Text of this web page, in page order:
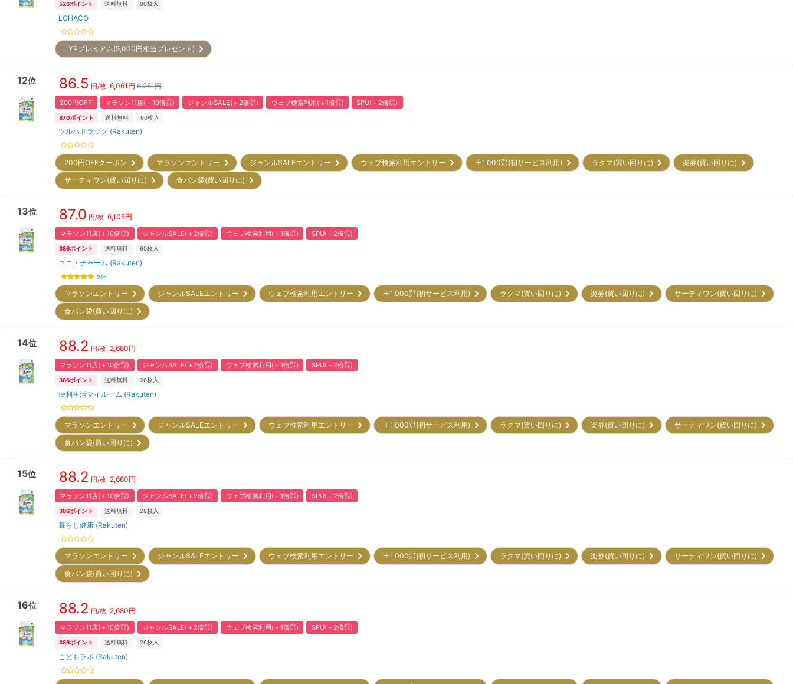
526ポイント 送料無料 90枚入
LOHACO
LYPプレミアム(5,000円相当プレゼント)
12位 86.5 円/枚 6,061 円 6,261円
200円OFF マラソン11店(＋10倍㌽) ジャンルSALE(＋2倍㌽) ウェブ検索利用(＋1倍㌽) SPU(＋2倍㌽)
870ポイント 送料無料 60枚入
ツルハドラッグ (Rakuten)
200円OFFクーポン マラソンエントリー ジャンルSALEエントリー ウェブ検索利用エントリー ＋1,000㌽(初サービス利用) ラクマ(買い回りに)
楽券(買い回りに)
サーティワン(買い回りに)
食パン袋(買い回りに)
13位 87.0 円/枚 6,105円
マラソン11店(＋10倍㌽) ジャンルSALE(＋2倍㌽) ウェブ検索利用(＋1倍㌽) SPU(＋2倍㌽)
886ポイント 送料無料 60枚入
ユニ・チャーム (Rakuten)
2件
マラソンエントリー ジャンルSALEエントリー ウェブ検索利用エントリー ＋1,000㌽(初サービス利用) ラクマ(買い回りに) 楽券(買い回りに)
サーティワン(買い回りに)
食パン袋(買い回りに)
14位 88.2 円/枚 2,680円
マラソン11店(＋10倍㌽) ジャンルSALE(＋2倍㌽) ウェブ検索利用(＋1倍㌽) SPU(＋2倍㌽)
386ポイント 送料無料 26枚入
便利生活マイルーム (Rakuten)
マラソンエントリー ジャンルSALEエントリー ウェブ検索利用エントリー ＋1,000㌽(初サービス利用) ラクマ(買い回りに) 楽券(買い回りに)
サーティワン(買い回りに)
食パン袋(買い回りに)
15位 88.2 円/枚 2,680円
マラソン11店(＋10倍㌽) ジャンルSALE(＋2倍㌽) ウェブ検索利用(＋1倍㌽) SPU(＋2倍㌽)
386ポイント 送料無料 26枚入
暮らし健康 (Rakuten)
マラソンエントリー ジャンルSALEエントリー ウェブ検索利用エントリー ＋1,000㌽(初サービス利用) ラクマ(買い回りに) 楽券(買い回りに)
サーティワン(買い回りに)
食パン袋(買い回りに)
16位 88.2 円/枚 2,680円
マラソン11店(＋10倍㌽) ジャンルSALE(＋2倍㌽) ウェブ検索利用(＋1倍㌽) SPU(＋2倍㌽)
386ポイント 送料無料 26枚入
こどもラボ (Rakuten)